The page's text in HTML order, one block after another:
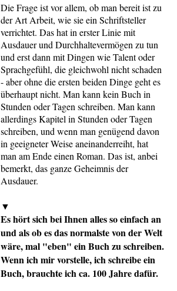
Die Frage ist vor allem, ob man bereit ist zu
der Art Arbeit, wie sie ein Schriftsteller
verrichtet. Das hat in erster Linie mit
Ausdauer und Durchhaltevermögen zu tun
und erst dann mit Dingen wie Talent oder
Sprachgefühl, die gleichwohl nicht schaden
- aber ohne die ersten beiden Dinge geht es
überhaupt nicht. Man kann kein Buch in
Stunden oder Tagen schreiben. Man kann
allerdings Kapitel in Stunden oder Tagen
schreiben, und wenn man genügend davon
in geeigneter Weise aneinanderreiht, hat
man am Ende einen Roman. Das ist, anbei
bemerkt, das ganze Geheimnis der
Ausdauer.
▼
Es hört sich bei Ihnen alles so einfach an
und als ob es das normalste von der Welt
wäre, mal "eben" ein Buch zu schreiben.
Wenn ich mir vorstelle, ich schreibe ein
Buch, brauchte ich ca. 100 Jahre dafür.